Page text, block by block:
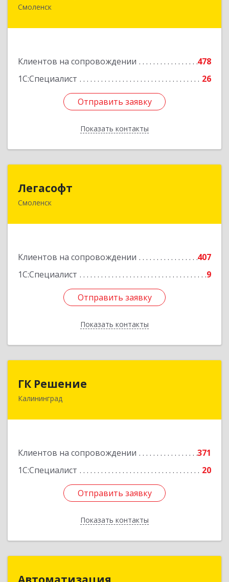
Смоленск
Клиентов на сопровождении
478
1С:Специалист
26
Отправить заявку
Показать контакты
214018, Смоленская обл, Смоленск г, Раевского
Отправить заявку
Назад
Легасофт
Смоленск
Клиентов на сопровождении
407
1С:Специалист
9
Отправить заявку
Показать контакты
214018, Смоленская обл, Смоленск г, Ново-
Отправить заявку
Назад
ГК Решение
Калининград
Клиентов на сопровождении
371
1С:Специалист
20
Отправить заявку
Показать контакты
236038, Калининградская обл, Калининград г,
Отправить заявку
Назад